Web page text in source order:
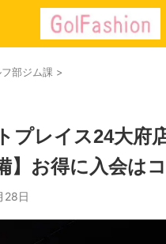
フ部ジム課 >
プレイス24大府
】お得に入会はコ
28日